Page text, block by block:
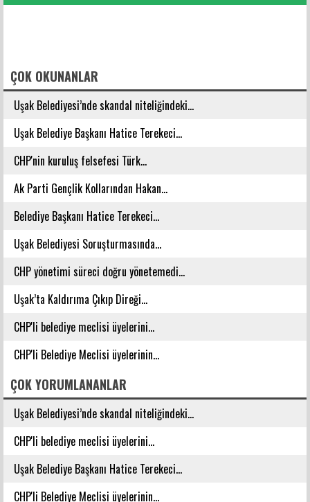
ÇOK OKUNANLAR
Uşak Belediyesi’nde skandal niteliğindeki...
Uşak Belediye Başkanı Hatice Terekeci...
CHP'nin kuruluş felsefesi Türk...
Ak Parti Gençlik Kollarından Hakan...
Belediye Başkanı Hatice Terekeci...
Uşak Belediyesi Soruşturmasında...
CHP yönetimi süreci doğru yönetemedi...
Uşak’ta Kaldırıma Çıkıp Direği...
CHP'li belediye meclisi üyelerini...
CHP'li Belediye Meclisi üyelerinin...
ÇOK YORUMLANANLAR
Uşak Belediyesi’nde skandal niteliğindeki...
CHP'li belediye meclisi üyelerini...
Uşak Belediye Başkanı Hatice Terekeci...
CHP'li Belediye Meclisi üyelerinin...